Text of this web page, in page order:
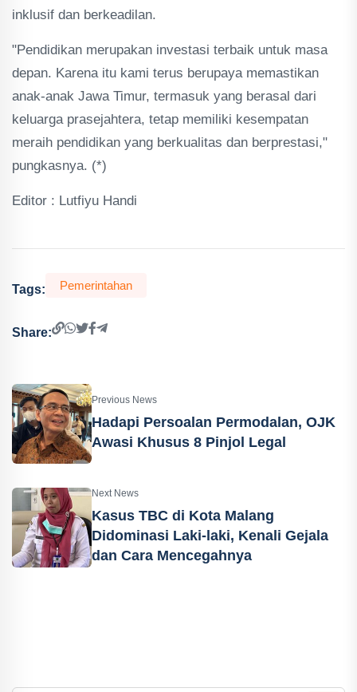
inklusif dan berkeadilan.
"Pendidikan merupakan investasi terbaik untuk masa
depan. Karena itu kami terus berupaya memastikan
anak-anak Jawa Timur, termasuk yang berasal dari
keluarga prasejahtera, tetap memiliki kesempatan
meraih pendidikan yang berkualitas dan berprestasi,"
pungkasnya. (*)
Editor : Lutfiyu Handi
Tags: Pemerintahan
Share:
Previous News
Hadapi Persoalan Permodalan, OJK
Awasi Khusus 8 Pinjol Legal
Next News
Kasus TBC di Kota Malang
Didominasi Laki-laki, Kenali Gejala
dan Cara Mencegahnya